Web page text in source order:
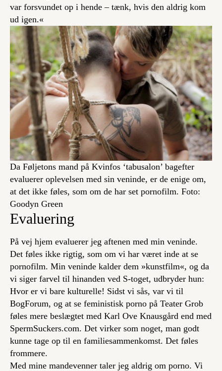
var forsvundet op i hende – tænk, hvis den aldrig kom
ud igen.«
Da Føljetons mand på Kvinfos ‘tabusalon’ bagefter
evaluerer oplevelsen med sin veninde, er de enige om,
at det ikke føles, som om de har set pornofilm. Foto:
Goodyn Green
Evaluering
På vej hjem evaluerer jeg aftenen med min veninde.
Det føles ikke rigtig, som om vi har været inde at se
pornofilm. Min veninde kalder dem »kunstfilm«, og da
vi siger farvel til hinanden ved S-toget, udbryder hun:
Hvor er vi bare kulturelle! Sidst vi sås, var vi til
BogForum, og at se feministisk porno på Teater Grob
føles mere beslægtet med Karl Ove Knausgård end med
SpermSuckers.com. Det virker som noget, man godt
kunne tage op til en familiesammenkomst. Det føles
frommere.
Med mine mandevenner taler jeg aldrig om porno. Vi